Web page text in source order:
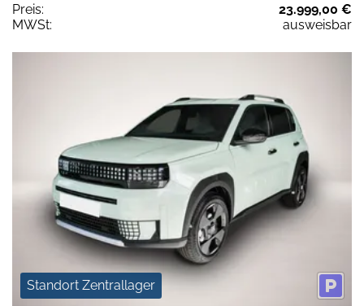
Preis:
23.999,00 €
MWSt:
ausweisbar
Standort Zentrallager